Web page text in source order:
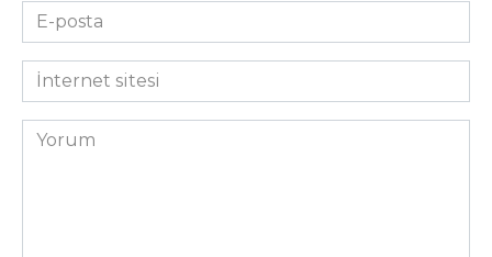
E-
posta
*İnternet
sitesi
Yorum